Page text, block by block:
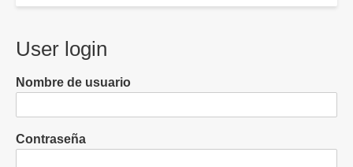
User login
Nombre de usuario
Contraseña